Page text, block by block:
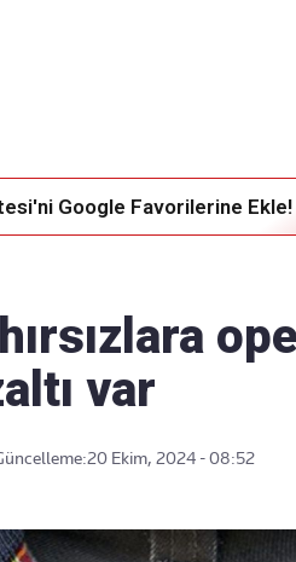
Google Favorilerine Ekle!
var
20 Ekim, 2024 - 08:52